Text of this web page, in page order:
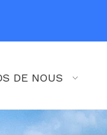
DE NOUS